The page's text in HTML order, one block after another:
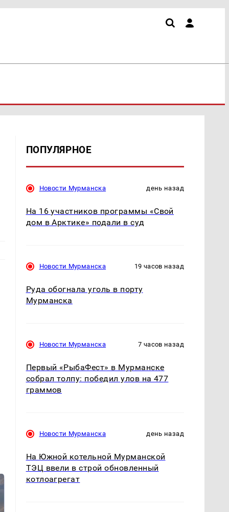
ПОПУЛЯРНОЕ
Новости Мурманска день назад
На 16 участников программы «Свой
дом в Арктике» подали в суд
Новости Мурманска 19 часов назад
Руда обогнала уголь в порту
Мурманска
Новости Мурманска 7 часов назад
Первый «РыбаФест» в Мурманске
собрал толпу: победил улов на 477
граммов
Новости Мурманска день назад
На Южной котельной Мурманской
ТЭЦ ввели в строй обновленный
котлоагрегат